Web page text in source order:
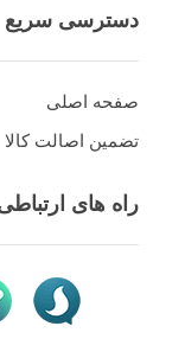
دسترسی سریع
صفحه اصلی
تضمین اصالت کالا
راه های